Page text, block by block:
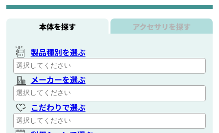
本体を探す アクセサリを探す
製品種別を選ぶ
メーカーを選ぶ
こだわりで選ぶ